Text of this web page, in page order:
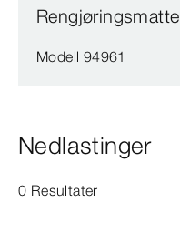
Rengjøringsmatte
Modell 94961
Nedlastinger
0 Resultater